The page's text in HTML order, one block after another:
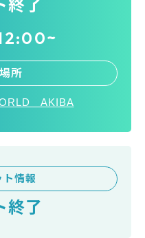
終了
所
AKIBA
ト情報
終了